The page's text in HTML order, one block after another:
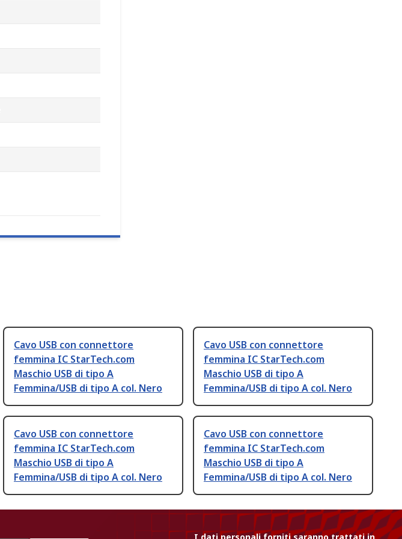
Cavo USB con connettore
femmina IC StarTech.com
Maschio USB di tipo A
Femmina/USB di tipo A col. Nero
Cavo USB con connettore
femmina IC StarTech.com
Maschio USB di tipo A
Femmina/USB di tipo A col. Nero
Cavo USB con connettore
femmina IC StarTech.com
Maschio USB di tipo A
Femmina/USB di tipo A col. Nero
Cavo USB con connettore
femmina IC StarTech.com
Maschio USB di tipo A
Femmina/USB di tipo A col. Nero